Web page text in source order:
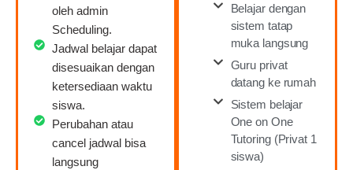
oleh admin
Scheduling.
Jadwal belajar dapat
disesuaikan dengan
ketersediaan waktu
siswa.
Perubahan atau
cancel jadwal bisa
langsung
Belajar dengan
sistem tatap
muka langsung
Guru privat
datang ke rumah
Sistem belajar
One on One
Tutoring (Privat 1
siswa)